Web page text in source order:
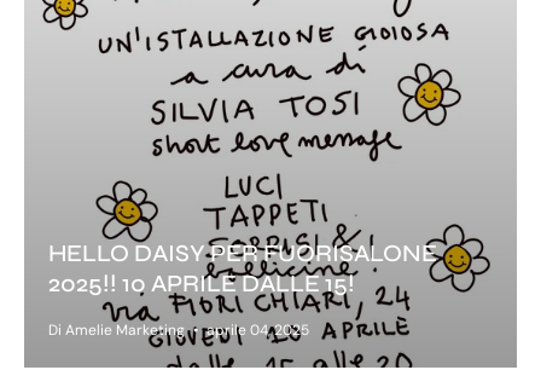
HELLO DAISY PER FUORISALONE
2025!! 10 APRILE DALLE 15!
Di Amelie Marketing aprile 04, 2025